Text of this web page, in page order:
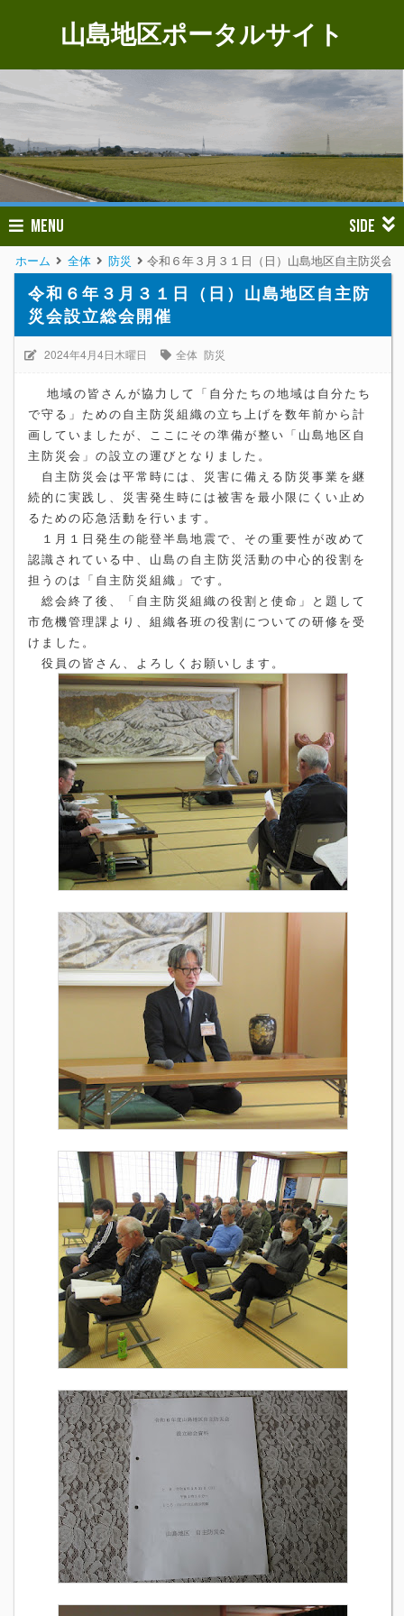
山島地区ポータルサイト
MENU SIDE
ホーム 全体 防災 令和６年３月３１日（日）山島地区自主防災会
令和６年３月３１日（日）山島地区自主防
災会設立総会開催
2024年4月4日木曜日 全体 防災
地域の皆さんが協力して「自分たちの地域は自分たち
で守る」ための自主防災組織の立ち上げを数年前から計
画していましたが、ここにその準備が整い「山島地区自
主防災会」の設立の運びとなりました。
自主防災会は平常時には、災害に備える防災事業を継
続的に実践し、災害発生時には被害を最小限にくい止め
るための応急活動を行います。
１月１日発生の能登半島地震で、その重要性が改めて
認識されている中、山島の自主防災活動の中心的役割を
担うのは「自主防災組織」です。
総会終了後、「自主防災組織の役割と使命」と題して
市危機管理課より、組織各班の役割についての研修を受
けました。
役員の皆さん、よろしくお願いします。